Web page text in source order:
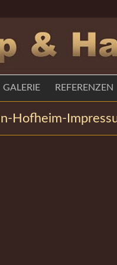
GALERIE REFERENZEN
Hofheim-